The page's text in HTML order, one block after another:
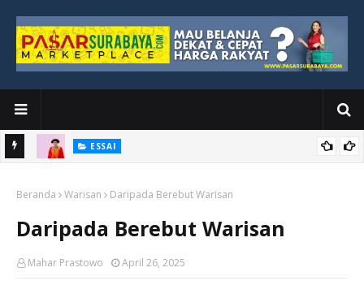
ESSAI
Tidak Berhenti di Panggung Wisuda
Beranda Warisan Daripada Berebut Warisan
Daripada Berebut Warisan
Mahar Prastowo April 26, 2025